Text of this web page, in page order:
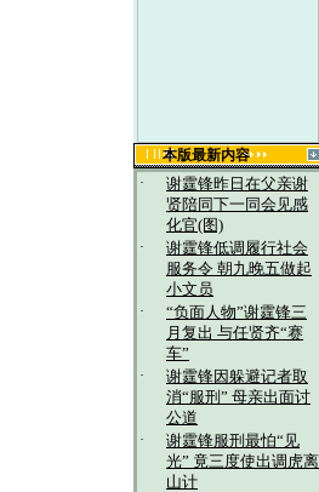
本版最新内容
·
谢霆锋昨日在父亲谢
贤陪同下一同会见感
化官(图)
·
谢霆锋低调履行社会
服务令 朝九晚五做起
小文员
·
“负面人物”谢霆锋三
月复出 与任贤齐“赛
车”
·
谢霆锋因躲避记者取
消“服刑” 母亲出面讨
公道
·
谢霆锋服刑最怕“见
光” 竟三度使出调虎离
山计